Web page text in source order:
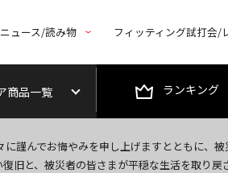
ニュース/読み物 フィッティング試打会/
商品一覧 ランキング
謹んでお悔やみを申し上げますとともに、
旧と、被災者の皆さまが平穏な生活を取り戻
品配送に関するお知らせ＞